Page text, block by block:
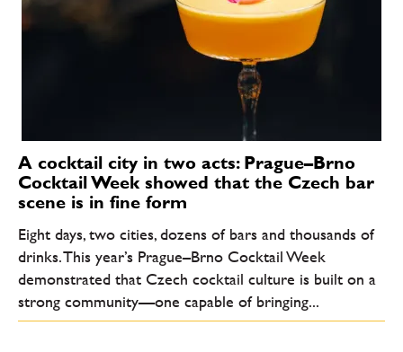
A cocktail city in two acts: Prague–Brno
Cocktail Week showed that the Czech bar
scene is in fine form
Eight days, two cities, dozens of bars and thousands of
drinks. This year’s Prague–Brno Cocktail Week
demonstrated that Czech cocktail culture is built on a
strong community—one capable of bringing...